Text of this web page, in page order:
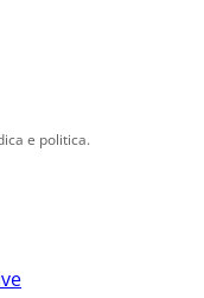
e politica.